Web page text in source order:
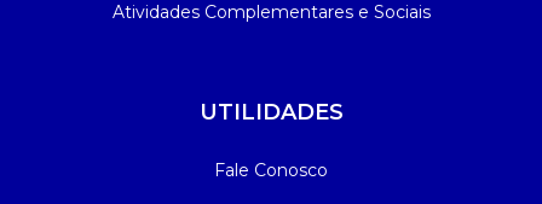
Atividades Complementares e Sociais
UTILIDADES
Fale Conosco